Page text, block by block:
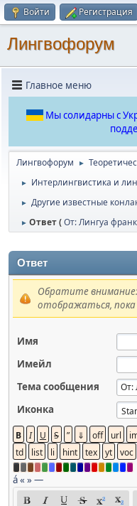
Войти Регистрация
Лингвофорум
Главное меню
Мы солидарны с
Лингвофорум ►
► Интерлингвистика и
► Другие известные
► Ответ (От: Лингуа
Ответ
Обратите
отображаться,
Имя
Имейл
Тема сообщения
Иконка
á« »—